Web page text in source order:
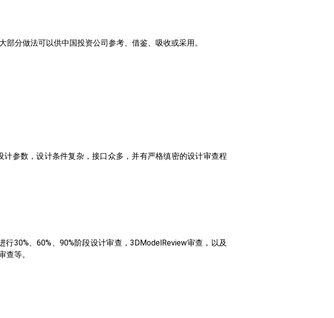
分做法可以供中国投资公司参考、借鉴、吸收或采用。
参数，设计条件复杂，接口众多，并有严格缜密的设计审查程
30%、60%、90%阶段设计审查，3DModelReview审查，以及
查等。